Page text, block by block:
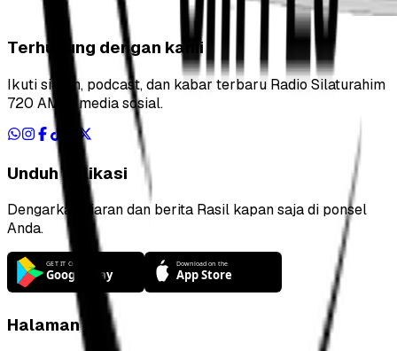
Terhubung dengan kami
Ikuti siaran, podcast, dan kabar terbaru Radio Silaturahim
720 AM di media sosial.
Unduh aplikasi
Dengarkan siaran dan berita Rasil kapan saja di ponsel
Anda.
Halaman